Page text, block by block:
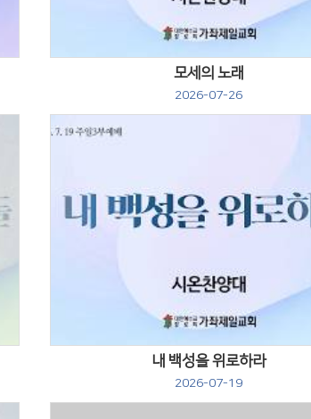
모세의 노래
2026-07-26
내 백성을 위로하라
2026-07-19